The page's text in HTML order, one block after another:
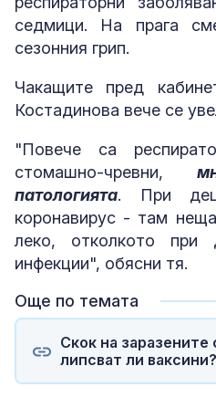
седмици. На прага
сезонния грип.
Чакащите пред
Костадинова вече се
"Повече са
стомашно-чревни,
патологията. При
коронавирус - там
леко, отколкото при
инфекции", обясни тя.
Още по темата
Скок на заразените
липсват ли ваксини?